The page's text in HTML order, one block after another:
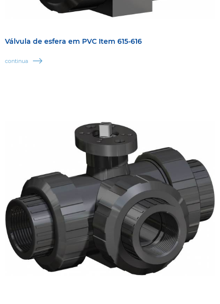
Válvula de esfera em PVC Item 615-616
continua